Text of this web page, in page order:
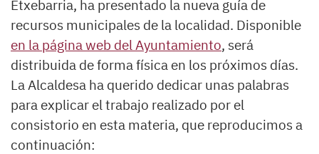
Etxebarria, ha presentado la nueva guía de
recursos municipales de la localidad. Disponible
en la página web del Ayuntamiento, será
distribuida de forma física en los próximos días.
La Alcaldesa ha querido dedicar unas palabras
para explicar el trabajo realizado por el
consistorio en esta materia, que reproducimos a
continuación: